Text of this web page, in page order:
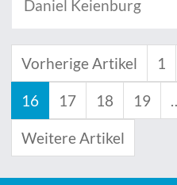
Daniel Keienburg
Vorherige Artikel 1
16 17 18 19
Weitere Artikel